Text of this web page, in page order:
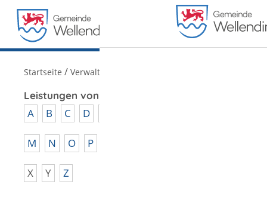
MENÜ
Startseite / Verwaltung
Leistungen von A - Z
A B C D
M N O P
X Y Z